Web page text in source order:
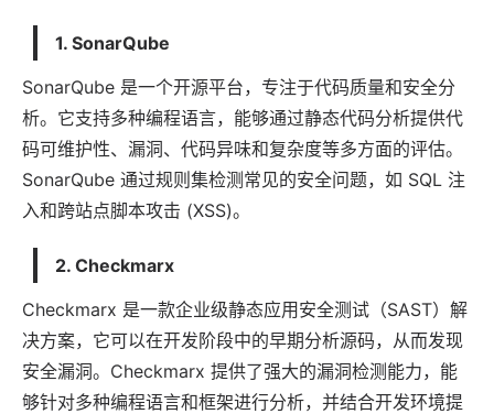
1. SonarQube
SonarQube 是一个开源平台，专注于代码质量和安全分
析。它支持多种编程语言，能够通过静态代码分析提供代
码可维护性、漏洞、代码异味和复杂度等多方面的评估。
SonarQube 通过规则集检测常见的安全问题，如 SQL 注
入和跨站点脚本攻击 (XSS)。
2. Checkmarx
Checkmarx 是一款企业级静态应用安全测试（SAST）解
决方案，它可以在开发阶段中的早期分析源码，从而发现
安全漏洞。Checkmarx 提供了强大的漏洞检测能力，能
够针对多种编程语言和框架进行分析，并结合开发环境提